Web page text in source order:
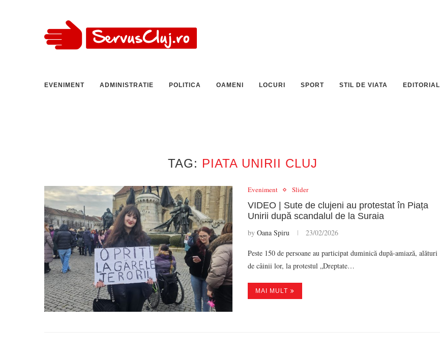
EVENIMENT ADMINISTRATIE POLITICA OAMENI LOCURI SPORT STIL DE VIATA EDITORIAL
TAG: PIATA UNIRII CLUJ
Eveniment Slider
VIDEO | Sute de clujeni au protestat în Piața
Unirii după scandalul de la Suraia
by Oana Spiru 23/02/2026
Peste 150 de persoane au participat duminică după-amiază, alături
de câinii lor, la protestul „Dreptate…
MAI MULT